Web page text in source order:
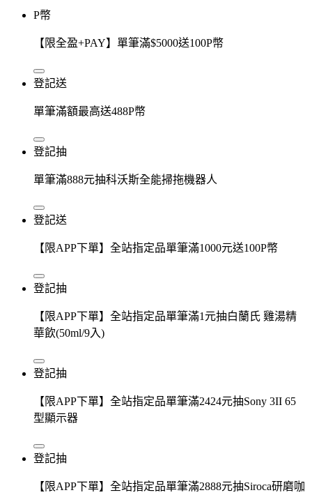
P幣
【限全盈+PAY】單筆滿$5000送100P幣
登記送
單筆滿額最高送488P幣
登記抽
單筆滿888元抽科沃斯全能掃拖機器人
登記送
【限APP下單】全站指定品單筆滿1000元送100P幣
登記抽
【限APP下單】全站指定品單筆滿1元抽白蘭氏 雞湯精
華飲(50ml/9入)
登記抽
【限APP下單】全站指定品單筆滿2424元抽Sony 3II 65
型顯示器
登記抽
【限APP下單】全站指定品單筆滿2888元抽Siroca研磨咖